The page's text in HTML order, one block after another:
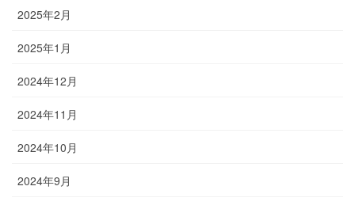
2025年2月
2025年1月
2024年12月
2024年11月
2024年10月
2024年9月